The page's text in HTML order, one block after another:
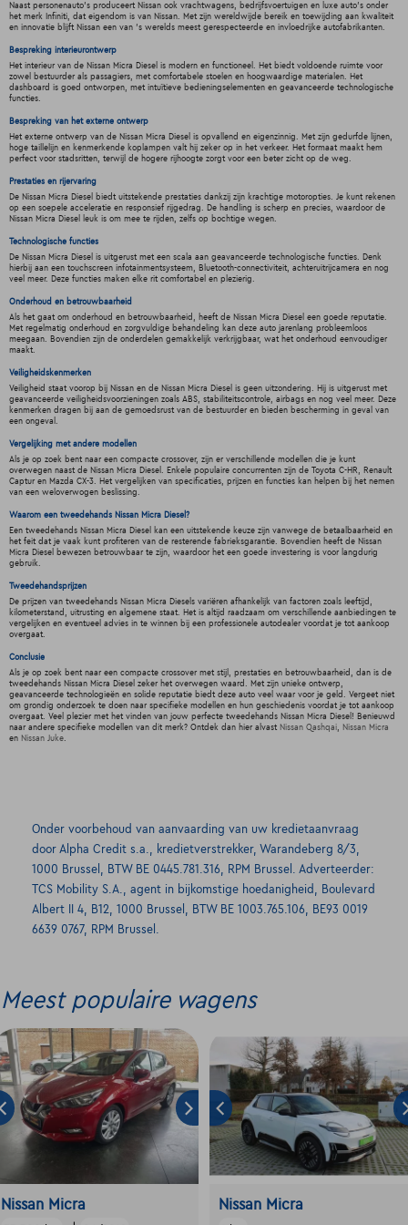
Naast personenauto's produceert Nissan ook vrachtwagens, bedrijfsvoertuigen en luxe auto's onder
het merk Infiniti, dat eigendom is van Nissan. Met zijn wereldwijde bereik en toewijding aan kwaliteit
en innovatie blijft Nissan een van 's werelds meest gerespecteerde en invloedrijke autofabrikanten.
Bespreking interieurontwerp
Het interieur van de Nissan Micra Diesel is modern en functioneel. Het biedt voldoende ruimte voor
zowel bestuurder als passagiers, met comfortabele stoelen en hoogwaardige materialen. Het
dashboard is goed ontworpen, met intuïtieve bedieningselementen en geavanceerde technologische
functies.
Bespreking van het externe ontwerp
Het externe ontwerp van de Nissan Micra Diesel is opvallend en eigenzinnig. Met zijn gedurfde lijnen,
hoge taillelijn en kenmerkende koplampen valt hij zeker op in het verkeer. Het formaat maakt hem
perfect voor stadsritten, terwijl de hogere rijhoogte zorgt voor een beter zicht op de weg.
Prestaties en rijervaring
De Nissan Micra Diesel biedt uitstekende prestaties dankzij zijn krachtige motoropties. Je kunt rekenen
op een soepele acceleratie en responsief rijgedrag. De handling is scherp en precies, waardoor de
Nissan Micra Diesel leuk is om mee te rijden, zelfs op bochtige wegen.
Technologische functies
De Nissan Micra Diesel is uitgerust met een scala aan geavanceerde technologische functies. Denk
hierbij aan een touchscreen infotainmentsysteem, Bluetooth-connectiviteit, achteruitrijcamera en nog
veel meer. Deze functies maken elke rit comfortabel en plezierig.
Onderhoud en betrouwbaarheid
Als het gaat om onderhoud en betrouwbaarheid, heeft de Nissan Micra Diesel een goede reputatie.
Met regelmatig onderhoud en zorgvuldige behandeling kan deze auto jarenlang probleemloos
meegaan. Bovendien zijn de onderdelen gemakkelijk verkrijgbaar, wat het onderhoud eenvoudiger
maakt.
Veiligheidskenmerken
Veiligheid staat voorop bij Nissan en de Nissan Micra Diesel is geen uitzondering. Hij is uitgerust met
geavanceerde veiligheidsvoorzieningen zoals ABS, stabiliteitscontrole, airbags en nog veel meer. Deze
kenmerken dragen bij aan de gemoedsrust van de bestuurder en bieden bescherming in geval van
een ongeval.
Vergelijking met andere modellen
Als je op zoek bent naar een compacte crossover, zijn er verschillende modellen die je kunt
overwegen naast de Nissan Micra Diesel. Enkele populaire concurrenten zijn de Toyota C-HR, Renault
Captur en Mazda CX-3. Het vergelijken van specificaties, prijzen en functies kan helpen bij het nemen
van een weloverwogen beslissing.
Waarom een tweedehands Nissan Micra Diesel?
Een tweedehands Nissan Micra Diesel kan een uitstekende keuze zijn vanwege de betaalbaarheid en
het feit dat je vaak kunt profiteren van de resterende fabrieksgarantie. Bovendien heeft de Nissan
Micra Diesel bewezen betrouwbaar te zijn, waardoor het een goede investering is voor langdurig
gebruik.
Tweedehandsprijzen
De prijzen van tweedehands Nissan Micra Diesels variëren afhankelijk van factoren zoals leeftijd,
kilometerstand, uitrusting en algemene staat. Het is altijd raadzaam om verschillende aanbiedingen te
vergelijken en eventueel advies in te winnen bij een professionele autodealer voordat je tot aankoop
overgaat.
Conclusie
Als je op zoek bent naar een compacte crossover met stijl, prestaties en betrouwbaarheid, dan is de
tweedehands Nissan Micra Diesel zeker het overwegen waard. Met zijn unieke ontwerp,
geavanceerde technologieën en solide reputatie biedt deze auto veel waar voor je geld. Vergeet niet
om grondig onderzoek te doen naar specifieke modellen en hun geschiedenis voordat je tot aankoop
overgaat. Veel plezier met het vinden van jouw perfecte tweedehands Nissan Micra Diesel! Benieuwd
naar andere specifieke modellen van dit merk? Ontdek dan hier alvast Nissan Qashqai, Nissan Micra
en Nissan Juke.
Onder voorbehoud van aanvaarding van uw kredietaanvraag
door Alpha Credit s.a., kredietverstrekker, Warandeberg 8/3,
1000 Brussel, BTW BE 0445.781.316, RPM Brussel. Adverteerder:
TCS Mobility S.A., agent in bijkomstige hoedanigheid, Boulevard
Albert II 4, B12, 1000 Brussel, BTW BE 1003.765.106, BE93 0019
6639 0767, RPM Brussel.
Meest populaire wagens
Nissan Micra Nissan Micra